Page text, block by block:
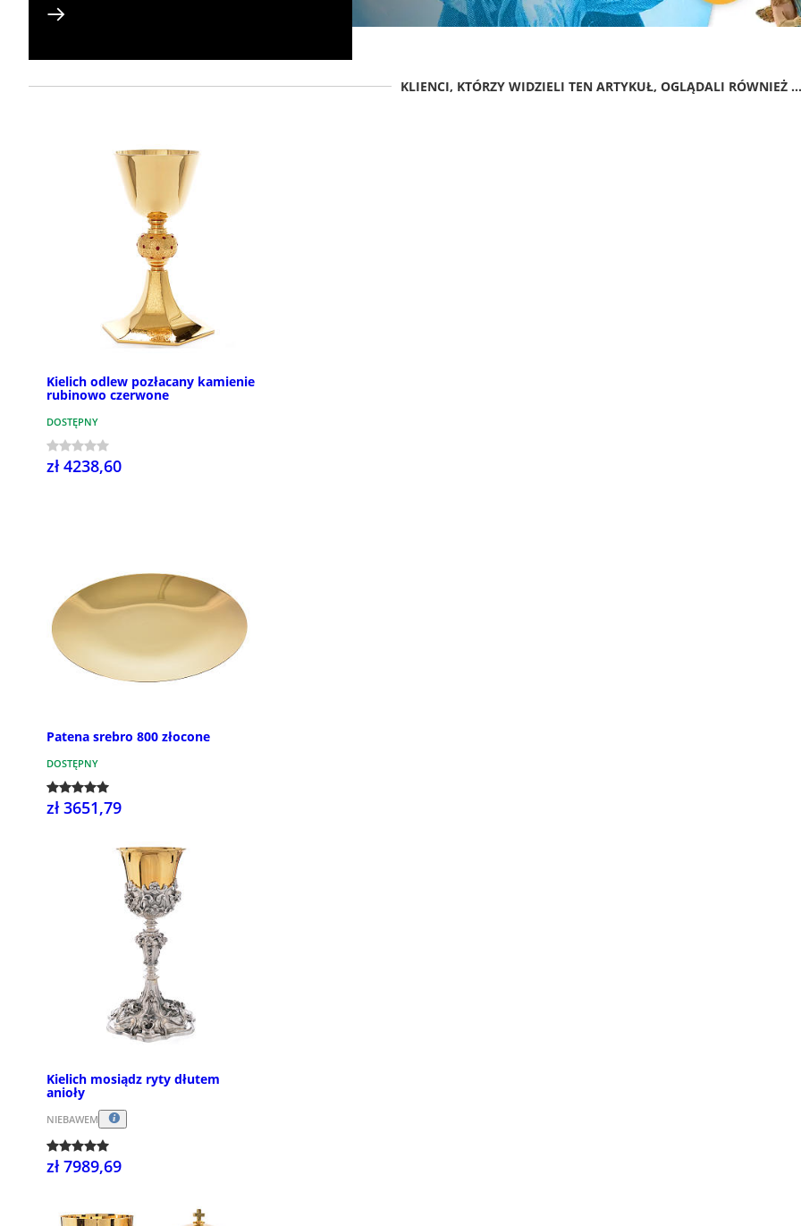
KLIENCI, KTÓRZY WIDZIELI TEN ARTYKUŁ, OGLĄDALI RÓWNIEŻ ...
Kielich odlew pozłacany kamienie
rubinowo czerwone
DOSTĘPNY
zł 4238,60
Patena srebro 800 złocone
DOSTĘPNY
zł 3651,79
Kielich mosiądz ryty dłutem
anioły
NIEBAWEM
zł 7989,69